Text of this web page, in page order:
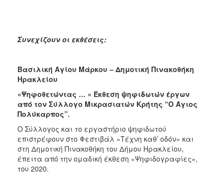
Συνεχίζουν οι εκθέσεις:
Βασιλική Αγίου Μάρκου – Δημοτική Πινακοθήκη
Ηρακλείου
«Ψηφοθετώντας … » Έκθεση ψηφιδωτών έργων
από τον Σύλλογο Μικρασιατών Κρήτης “Ο Άγιος
Πολύκαρπος”.
Ο Σύλλογος και το εργαστήριο ψηφιδωτού
επιστρέφουν στο Φεστιβάλ «Τέχνη καθ’ οδόν» και
στη Δημοτική Πινακοθήκη του Δήμου Ηρακλείου,
έπειτα από την ομαδική έκθεση «Ψηφιδογραφίες»,
του 2020.